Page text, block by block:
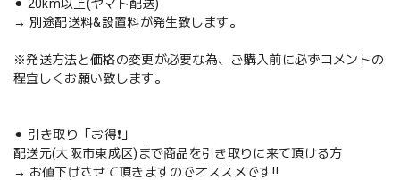
⚫︎ 20km以上(ヤマト配送)
→ 別途配送料&設置料が発生致します。
※発送方法と価格の変更が必要な為、ご購入前に必ずコメントの
程宜しくお願い致します。
⚫︎ 引き取り「お得❗️」
配送元(大阪市東成区)まで商品を引き取りに来て頂ける方
→ お値下げさせて頂きますのでオススメです‼️